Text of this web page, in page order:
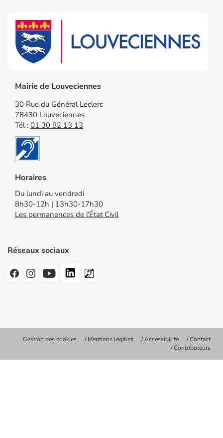
Mairie de Louveciennes
30 Rue du Général Leclerc
78430 Louveciennes
Tél : 01 30 82 13 13
Horaires
Du lundi au vendredi
8h30-12h | 13h30-17h30
Les permanences de l’État Civil
Réseaux sociaux
Gestion des cookies Mentions légales Accessibilité
Contact
Contributeurs